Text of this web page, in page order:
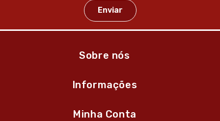
Sobre nós
Informações
Minha Conta